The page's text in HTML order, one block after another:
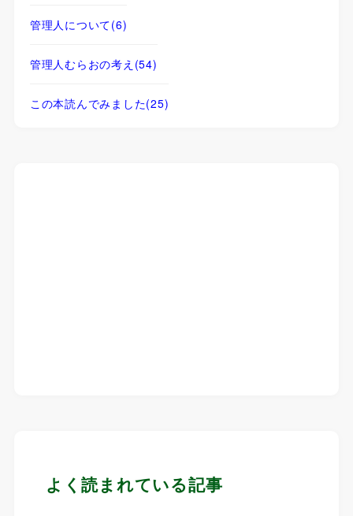
管理人について(6)
管理人むらおの考え (54)
この本読んでみました(25)
よく読まれている記事